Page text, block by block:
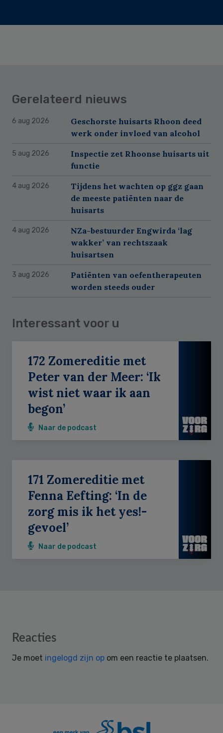
Gerelateerd nieuws
6 aug 2026
Geschorste huisarts Rhoon deed
werk onder invloed van alcohol
5 aug 2026
Inspectie zet Rhoonse huisarts uit
functie
4 aug 2026
Tijdens het wachten op ggz gaan
de meeste patiënten naar de
huisarts
4 aug 2026
NZa-bestuurder Engwirda ‘lag
wakker’ van rechtszaak
huisartsen
3 aug 2026
Patiënten van oefentherapeuten
worden steeds ouder
Interessant voor u
172 Zomereditie met
Peter van der Meer: ‘Ik
wist niet waar ik aan
begon’
Naar de podcast
171 Zomereditie met
Fenna Eefting: ‘In de
zorg mis ik het yes!-
gevoel’
Naar de podcast
Reader
Reacties
Je moet ingelogd zijn op om een reactie te plaatsen.